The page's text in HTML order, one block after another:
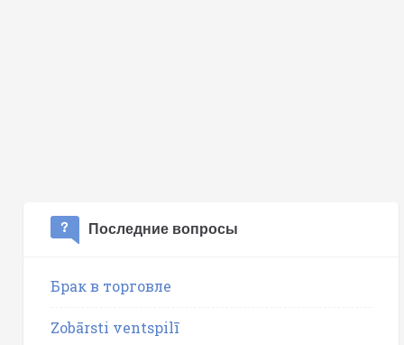
Последние вопросы
Брак в торговле
Zobārsti ventspilī